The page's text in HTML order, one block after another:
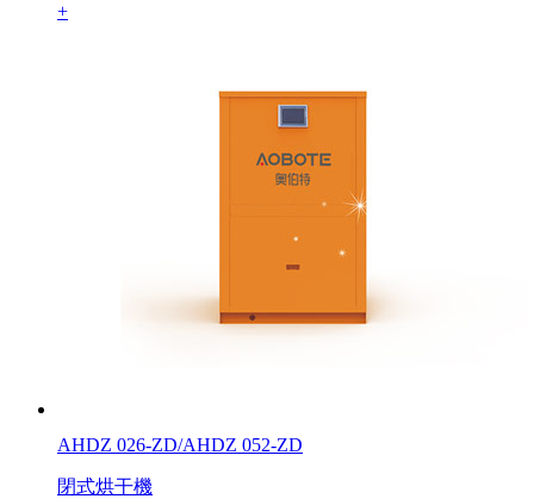
+
AHDZ 026-ZD/AHDZ 052-ZD
閉式烘干機